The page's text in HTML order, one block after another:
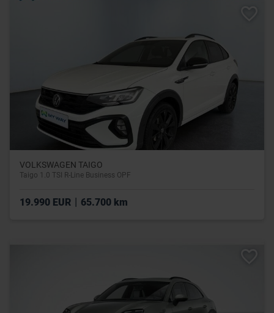
VOLKSWAGEN TAIGO
Taigo 1.0 TSI R-Line Business OPF
19.990 EUR | 65.700 km